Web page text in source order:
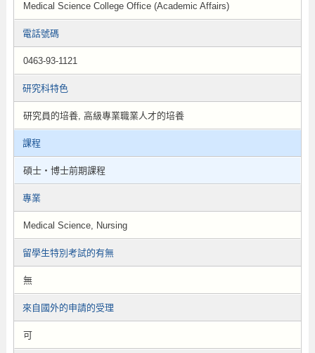
Medical Science College Office (Academic Affairs)
電話號碼
0463-93-1121
研究科特色
研究員的培養, 高級專業職業人才的培養
課程
碩士・博士前期課程
專業
Medical Science, Nursing
留學生特別考試的有無
無
來自國外的申請的受理
可